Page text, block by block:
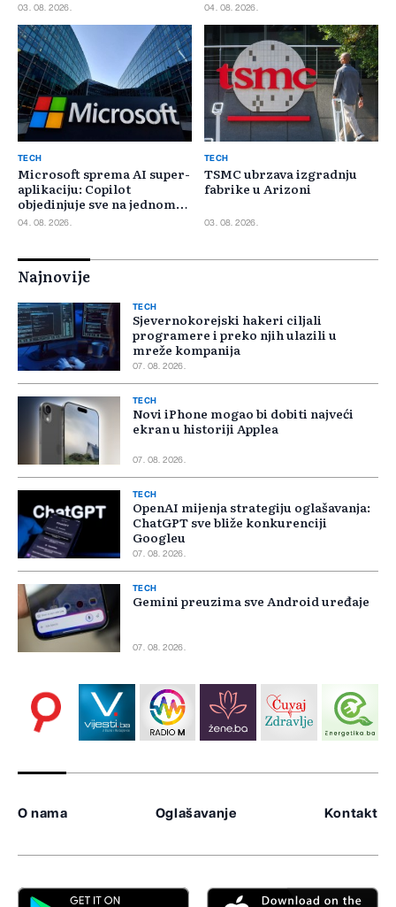
03. 08. 2026. 04. 08. 2026.
TECH
Microsoft sprema AI super-
aplikaciju: Copilot
objedinjuje sve na jednom
mjestu
04. 08. 2026.
TECH
TSMC ubrzava izgradnju
fabrike u Arizoni
03. 08. 2026.
Najnovije
TECH
Sjevernokorejski hakeri ciljali
programere i preko njih ulazili u
mreže kompanija
07. 08. 2026.
TECH
Novi iPhone mogao bi dobiti najveći
ekran u historiji Applea
07. 08. 2026.
TECH
OpenAI mijenja strategiju oglašavanja:
ChatGPT sve bliže konkurenciji
Googleu
07. 08. 2026.
TECH
Gemini preuzima sve Android uređaje
07. 08. 2026.
O nama Oglašavanje Kontakt